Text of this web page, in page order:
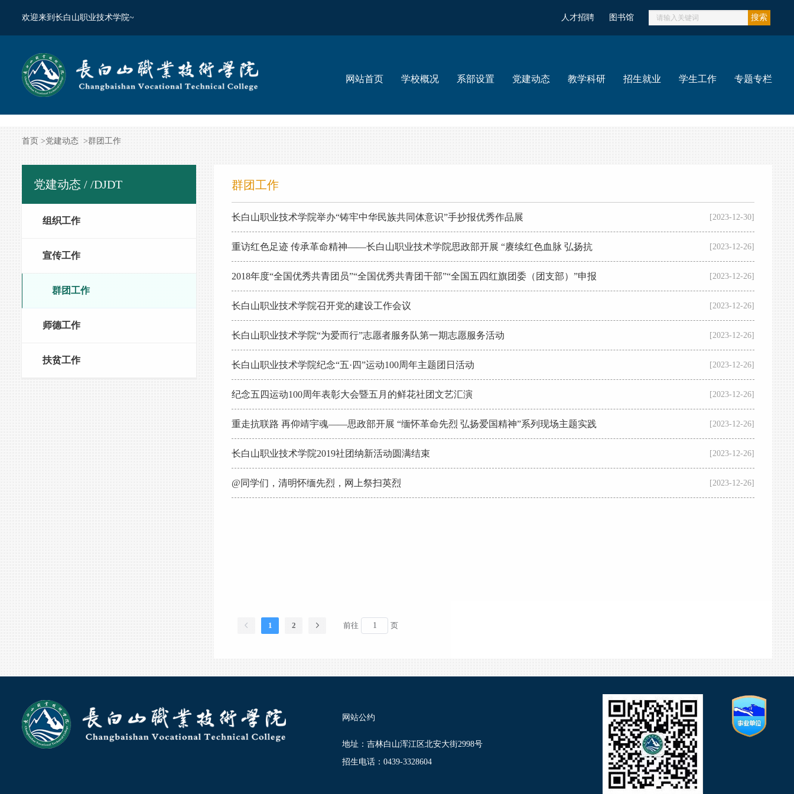
欢迎来到长白山职业技术学院~ 人才招聘 图书馆 搜索
网站首页 学校概况 系部设置 党建动态 教学科研 招生就业 学生工作 专题专栏
首页 >党建动态 >群团工作
党建动态 / /DJDT
组织工作
宣传工作
群团工作
师德工作
扶贫工作
群团工作
长白山职业技术学院举办“铸牢中华民族共同体意识”手抄报优秀作品展 [2023-12-30]
重访红色足迹 传承革命精神——长白山职业技术学院思政部开展 “赓续红色血脉 弘扬抗
联精神”系列现场主题实践教育活动
[2023-12-26]
2018年度“全国优秀共青团员”“全国优秀共青团干部”“全国五四红旗团委（团支部）”申报
工作的注意事项
[2023-12-26]
长白山职业技术学院召开党的建设工作会议 [2023-12-26]
长白山职业技术学院“为爱而行”志愿者服务队第一期志愿服务活动 [2023-12-26]
长白山职业技术学院纪念“五·四”运动100周年主题团日活动 [2023-12-26]
纪念五四运动100周年表彰大会暨五月的鲜花社团文艺汇演 [2023-12-26]
重走抗联路 再仰靖宇魂——思政部开展 “缅怀革命先烈 弘扬爱国精神”系列现场主题实践
教育活动
[2023-12-26]
长白山职业技术学院2019社团纳新活动圆满结束 [2023-12-26]
@同学们，清明怀缅先烈，网上祭扫英烈 [2023-12-26]
1 2 前往 页
网站公约
地址：吉林白山浑江区北安大街2998号
招生电话：0439-3328604